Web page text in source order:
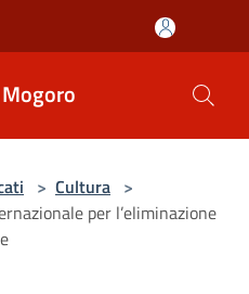
> Cultura >
per l’eliminazione